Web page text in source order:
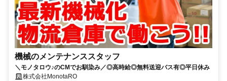
機械のメンテナンススタッフ
＼モノタロウ♪のCMでお馴染み／◎高時給◎無料送迎バス有◎平日休み
株式会社MonotaRO